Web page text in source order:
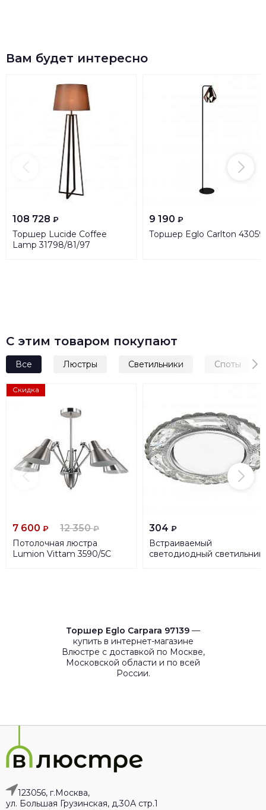
Вам будет интересно
108 728 ₽
Торшер Lucide Coffee
Lamp 31798/81/97
9 190 ₽
Торшер Eglo Carlton 43059
С этим товаром покупают
Все Люстры Светильники Споты
Скидка
7 600 ₽ 12 350₽
Потолочная люстра
Lumion Vittam 3590/5C
304 ₽
Встраиваемый
светодиодный светильник
Торшер Eglo Carpara 97139 —
купить в интернет-магазине
Влюстре с доставкой по Москве,
Московской области и по всей
России.
123056, г.Москва,
ул. Большая Грузинская, д.30А стр.1